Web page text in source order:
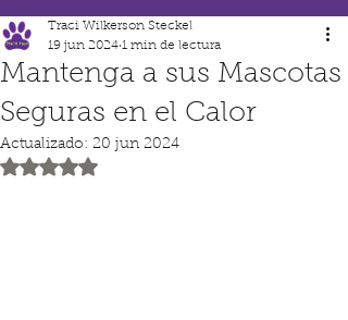
Mantenga a sus Mascotas
Seguras en el Calor
Traci Wilkerson Steckel
19 jun 2024 1 min de lectura
Actualizado: 20 jun 2024
Obtuvo NaN de 5 estrellas.